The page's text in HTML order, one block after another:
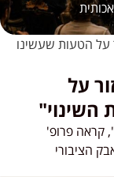
על הטעות שעשינו
על
קראה פרופ'
הציבורי